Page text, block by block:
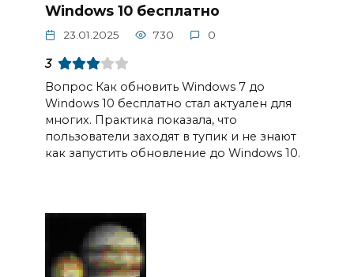
Windows 10 бесплатно
23.01.2025 730 0
3
Вопрос Как обновить Windows 7 до
Windows 10 бесплатно стал актуален для
многих. Практика показала, что
пользователи заходят в тупик и не знают
как запустить обновление до Windows 10.